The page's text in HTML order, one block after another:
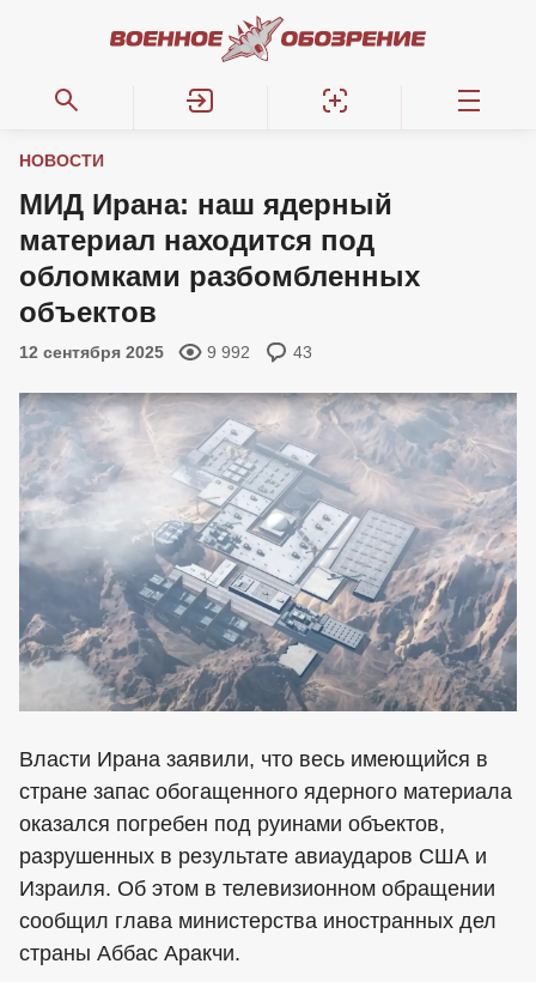
НОВОСТИ
МИД Ирана: наш ядерный
материал находится под
обломками разбомбленных
объектов
12 сентября 2025 9 992 43
Власти Ирана заявили, что весь имеющийся в
стране запас обогащенного ядерного материала
оказался погребен под руинами объектов,
разрушенных в результате авиаударов США и
Израиля. Об этом в телевизионном обращении
сообщил глава министерства иностранных дел
страны Аббас Аракчи.